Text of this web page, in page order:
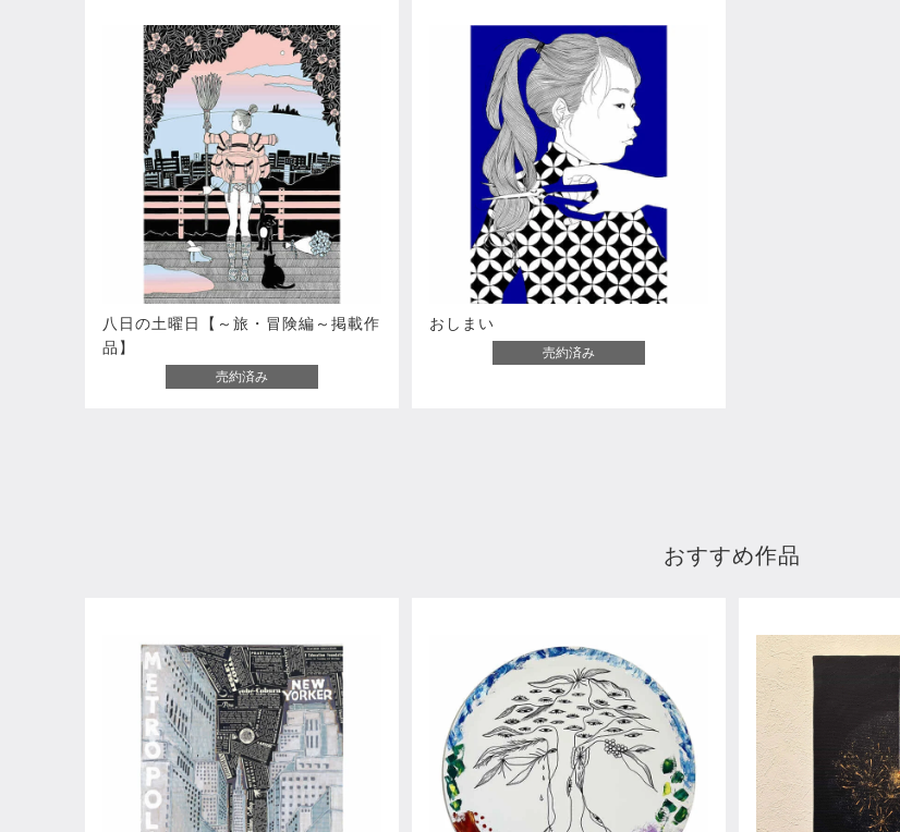
八日の土曜日【～旅・冒険編～掲載作
品】
売約済み
おしまい
売約済み
おすすめ作品